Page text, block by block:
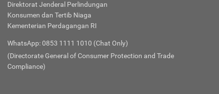
Direktorat Jenderal Perlindungan
Konsumen dan Tertib Niaga
Kementerian Perdagangan RI
WhatsApp: 0853 1111 1010 (Chat Only)
(Directorate General of Consumer Protection and Trade
Compliance)